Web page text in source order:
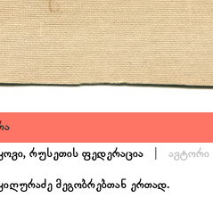
რუსეთის ფედერაცია | ავტორი
მეგობრებთან ერთად.